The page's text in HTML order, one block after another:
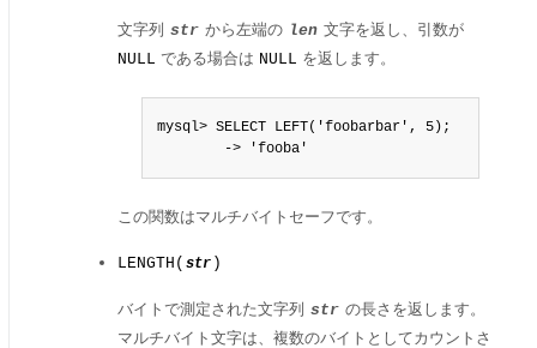
文字列 str から左端の len 文字を返し、引数が
NULL である場合は NULL を返します。
mysql> SELECT LEFT('foobarbar', 5);
        -> 'fooba'
この関数はマルチバイトセーフです。
LENGTH( str )
バイトで測定された文字列 str の長さを返します。
マルチバイト文字は、複数のバイトとしてカウントさ